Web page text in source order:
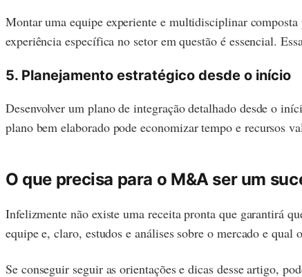
Montar uma equipe experiente e multidisciplinar
experiência específica no setor em questão é essencial.
5. Planejamento estratégico desde o início
Desenvolver um plano de integração detalhado desde o
plano bem elaborado pode economizar tempo e recursos
O que precisa para o M&A ser um
Infelizmente não existe uma receita pronta que garantirá
equipe e, claro, estudos e análises sobre o mercado e
Se conseguir seguir as orientações e dicas desse artigo,